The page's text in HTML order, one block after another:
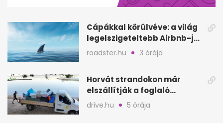
Cápákkal körülvéve: a világ
legelszigeteltebb Airbnb-je
a nyílt tengeren
roadster.hu 3 órája
Horvát strandokon már
elszállítják a foglaló
törölközőket is
drive.hu 5 órája